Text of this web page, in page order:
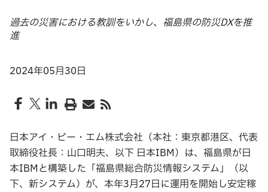
過去の災害における教訓をいかし、福島県の防災DXを推
進
2024年05月30日
日本アイ・ビー・エム株式会社（本社：東京都港区、代表
取締役社長：山口明夫、以下 日本IBM）は、福島県が日
本IBMと構築した「福島県総合防災情報システム」（以
下、新システム）が、本年3月27日に運用を開始し安定稼